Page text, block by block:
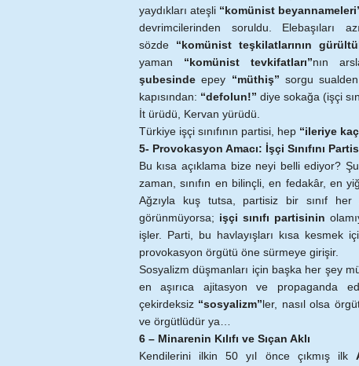
yaydıkları ateşli “komünist
devrimcilerinden soruldu. Elebaşıları
sözde “komünist teşkilatlarının
yaman “komünist tevkifatları”nın
şubesindeepey “müthiş” sorgu
kapısından: “defolun!” diye sokağa (işçi
İt ürüdü, Kervan yürüdü.
Türkiye işçi sınıfının partisi, hep “ileriye
5- Provokasyon Amacı: İşçi Sınıfını
Bu kısa açıklama bize neyi belli ediyor?
zaman, sınıfın en bilinçli, en fedakâr, en
Ağzıyla kuş tutsa, partisiz bir sınıf her
görünmüyorsa; işçi sınıfı partisinin
işler. Parti, bu havlayışları kısa kesmek
provokasyon örgütü öne sürmeye girişir.
Sosyalizm düşmanları için başka her şey
en aşırıca ajitasyon ve propaganda
çekirdeksiz “sosyalizm”ler, nasıl olsa
ve örgütlüdür ya…
6 – Minarenin Kılıfı ve Sıçan Aklı
Kendilerini ilkin 50 yıl önce çıkmış ilk